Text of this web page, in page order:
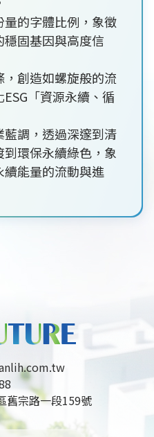
的字體比例，象徵
固基因與高度信
創造如螺旋般的流
「資源永續、循
調，透過深邃到清
環保永續綠色，象
能量的流動與進
舊宗路一段159號